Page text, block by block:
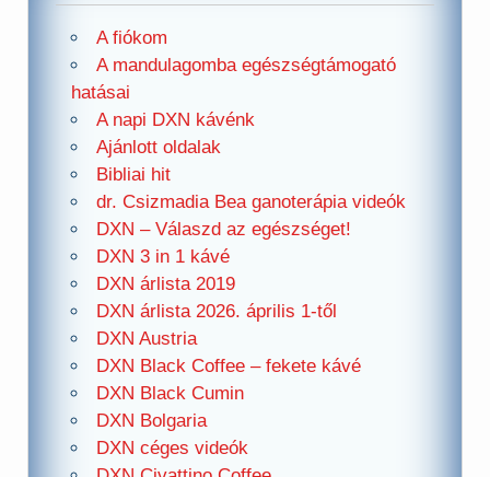
A fiókom
A mandulagomba egészségtámogató
hatásai
A napi DXN kávénk
Ajánlott oldalak
Bibliai hit
dr. Csizmadia Bea ganoterápia videók
DXN – Válaszd az egészséget!
DXN 3 in 1 kávé
DXN árlista 2019
DXN árlista 2026. április 1-től
DXN Austria
DXN Black Coffee – fekete kávé
DXN Black Cumin
DXN Bolgaria
DXN céges videók